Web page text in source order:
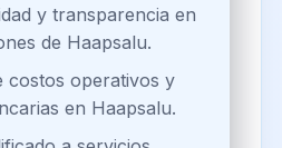
aplicada
que integran
y datos climáticos
predictivas.